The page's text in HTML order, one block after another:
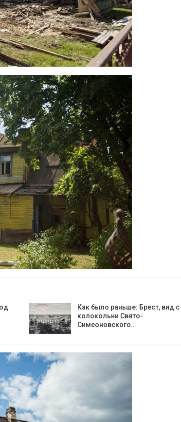
Как было раньше: Брест, вид с
колокольни Cвято-
Симеоновского…